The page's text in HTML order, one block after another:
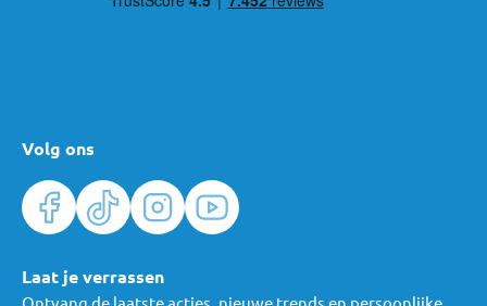
Volg ons
Laat je verrassen